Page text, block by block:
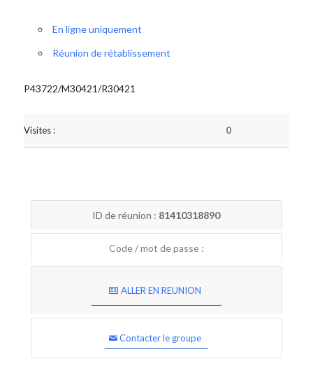
En ligne uniquement
Réunion de rétablissement
P43722/M30421/R30421
Visites : 0
ID de réunion : 81410318890
Code / mot de passe :
ALLER EN REUNION
Contacter le groupe